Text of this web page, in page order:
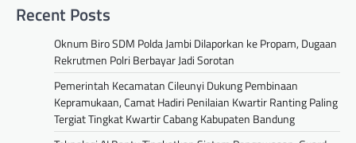
Recent Posts
Oknum Biro SDM Polda Jambi Dilaporkan ke Propam, Dugaan
Rekrutmen Polri Berbayar Jadi Sorotan
Pemerintah Kecamatan Cileunyi Dukung Pembinaan
Kepramukaan, Camat Hadiri Penilaian Kwartir Ranting Paling
Tergiat Tingkat Kwartir Cabang Kabupaten Bandung